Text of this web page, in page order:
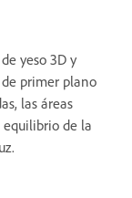
yeso 3D y
primer plano
las áreas
equilibrio de la